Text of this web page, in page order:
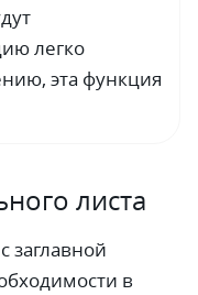
легко
эта функция
листа
заглавной
в